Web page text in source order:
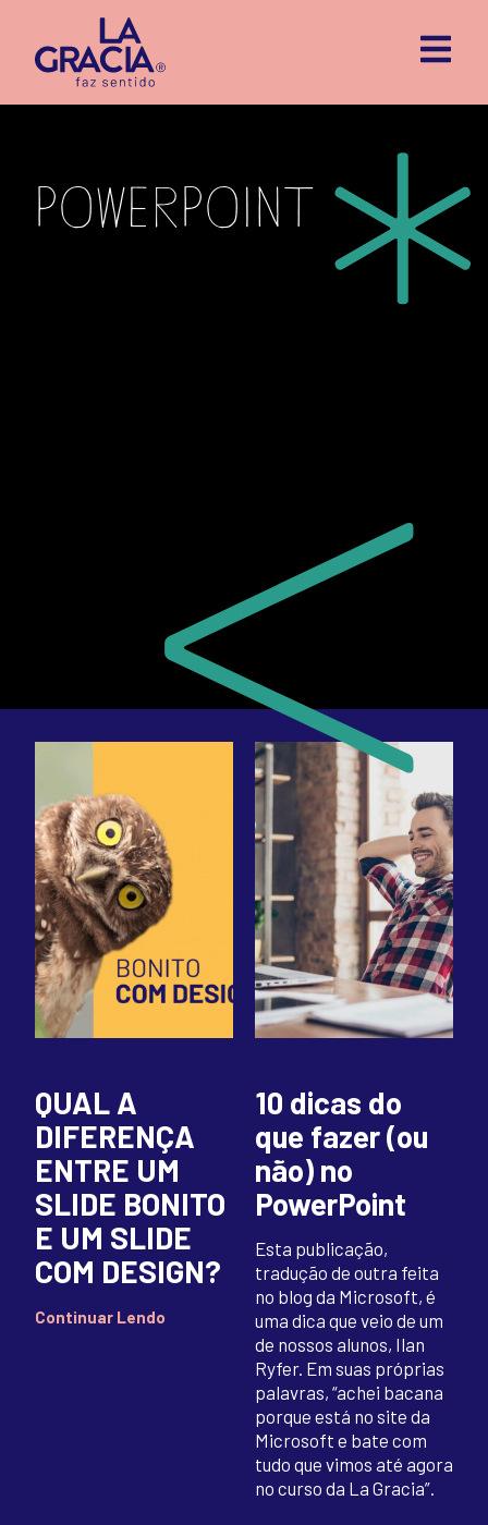
powerpoint
QUAL A
DIFERENÇA
ENTRE UM
SLIDE BONITO
E UM SLIDE
COM DESIGN?
Continuar Lendo
10 dicas do
que fazer (ou
não) no
PowerPoint
Esta publicação,
tradução de outra feita
no blog da Microsoft, é
uma dica que veio de um
de nossos alunos, Ilan
Ryfer. Em suas próprias
palavras, “achei bacana
porque está no site da
Microsoft e bate com
tudo que vimos até agora
no curso da La Gracia”.